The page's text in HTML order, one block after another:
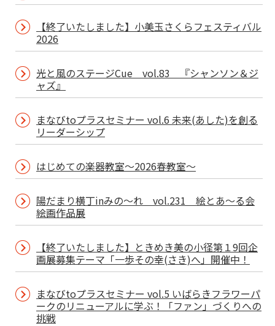
【終了いたしました】小美玉さくらフェスティバル
2026
光と風のステージCue vol.83 『シャンソン＆ジ
ャズ』
まなびtoプラスセミナー vol.6 未来(あした)を創る
リーダーシップ
はじめての楽器教室～2026春教室～
陽だまり横丁inみの～れ vol.231 絵とあ～る会
絵画作品展
【終了いたしました】ときめき美の小径第１9回企
画展募集テーマ「一歩その幸(さき)へ」開催中！
まなびtoプラスセミナー vol.5 いばらきフラワーパ
ークのリニューアルに学ぶ！「ファン」づくりへの
挑戦